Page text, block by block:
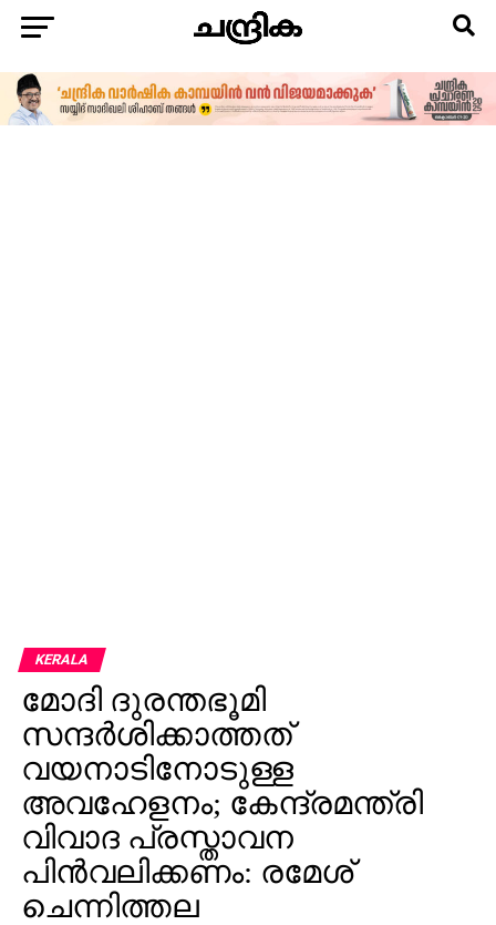
KERALA
മോദി ദുരന്തഭൂമി
സന്ദർശിക്കാത്തത്
വയനാടിനോടുള്ള
അവഹേളനം; കേന്ദ്രമന്ത്രി
വിവാദ പ്രസ്താവന
പിൻവലിക്കണം: രമേശ്
ചെന്നിത്തല